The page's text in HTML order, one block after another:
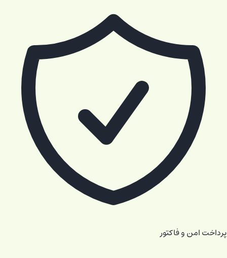
پرداخت امن و فاکتور